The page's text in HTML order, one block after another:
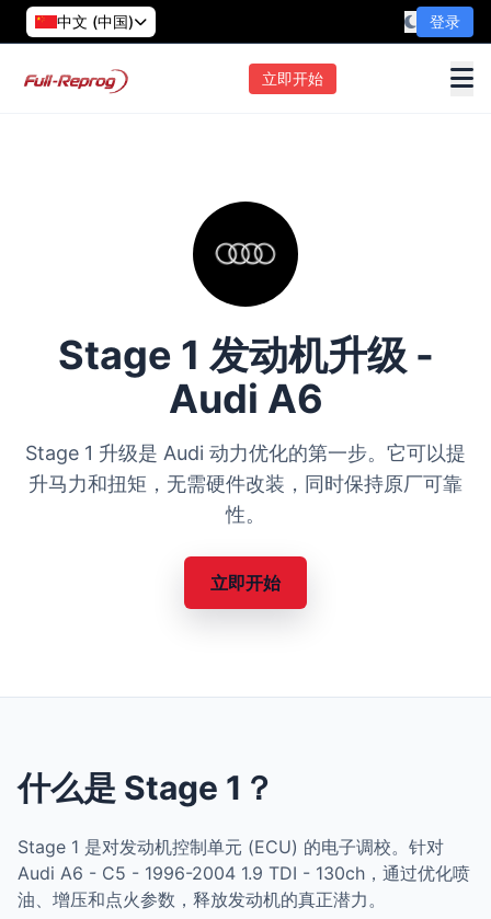
中文 (中国) 登录
立即开始
Stage 1 发动机升级 -
Audi A6
Stage 1 升级是 Audi 动力优化的第一步。它可以提
升马力和扭矩，无需硬件改装，同时保持原厂可靠
性。
立即开始
什么是 Stage 1？
Stage 1 是对发动机控制单元 (ECU) 的电子调校。针对
Audi A6 - C5 - 1996-2004 1.9 TDI - 130ch，通过优化喷
油、增压和点火参数，释放发动机的真正潜力。